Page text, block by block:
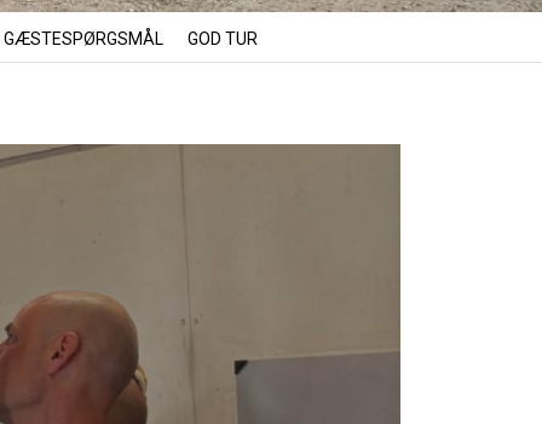
GÆSTESPØRGSMÅL GOD TUR